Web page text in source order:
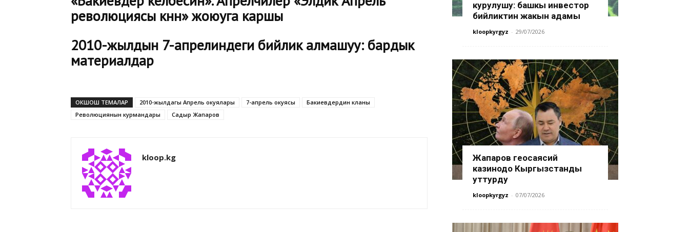
революциясы күнүн» жоюуга каршы
2010-жылдын 7-апрелиндеги бийлик алмашуу: бардык
материалдар
ОКШОШ ТЕМАЛАР 2010-жылдагы Апрель окуялары 7-апрель окуясы
Бакиевдердин кланы
Революциянын курмандары
Садыр Жапаров
kloop.kg
курулушу: башкы инвестор
бийликтин жакын адамы
kloopkyrgyz - 29/07/2026
Жапаров геосаясий
казинодо Кыргызстанды
уттурду
kloopkyrgyz - 07/07/2026